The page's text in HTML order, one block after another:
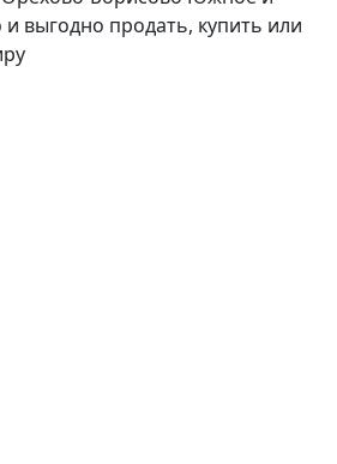
выгодно продать, купить или